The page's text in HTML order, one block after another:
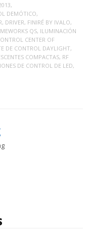
,
DEMÓTICO,
, DRIVER, FINIRÉ BY IVALO,
QS, ILUMINACIÓN
CENTER OF
DE CONTROL DAYLIGHT,
COMPACTAS, RF
DE CONTROL DE LED,